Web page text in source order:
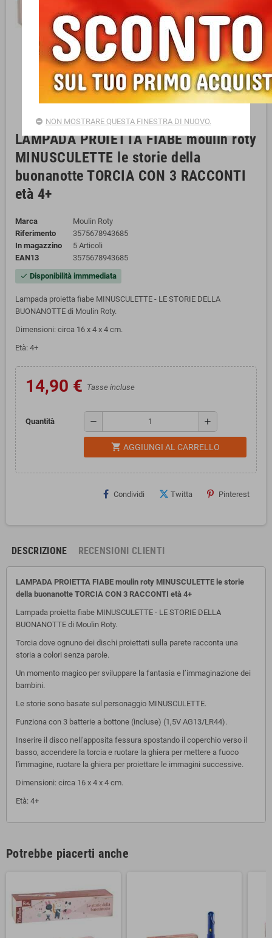
LAMPADA PROIETTA FIABE moulin roty
MINUSCULETTE le storie della
buonanotte TORCIA CON 3 RACCONTI
età 4+
Marca
Moulin Roty
Riferimento
3575678943685
In magazzino
5 Articoli
EAN13
3575678943685
check Disponibilità immmediata
Lampada proietta fiabe MINUSCULETTE - LE STORIE DELLA
BUONANOTTE di Moulin Roty.
Dimensioni: circa 16 x 4 x 4 cm.
Età: 4+
14,90 € Tasse incluse
Quantità remove add
shopping_cart AGGIUNGI AL CARRELLO
Condividi Twitta Pinterest
DESCRIZIONE RECENSIONI CLIENTI
LAMPADA PROIETTA FIABE moulin roty MINUSCULETTE le storie
della buonanotte TORCIA CON 3 RACCONTI età 4+
Lampada proietta fiabe MINUSCULETTE - LE STORIE DELLA
BUONANOTTE di Moulin Roty.
Torcia dove ognuno dei dischi proiettati sulla parete racconta una
storia a colori senza parole.
Un momento magico per sviluppare la fantasia e l’immaginazione dei
bambini.
Le storie sono basate sul personaggio MINUSCULETTE.
Funziona con 3 batterie a bottone (incluse) (1,5V AG13/LR44).
Inserire il disco nell'apposita fessura spostando il coperchio verso il
basso, accendere la torcia e ruotare la ghiera per mettere a fuoco
l'immagine, ruotare la ghiera per proiettare le immagini successive.
Dimensioni: circa 16 x 4 x 4 cm.
Età: 4+
Potrebbe piacerti anche
NON MOSTRARE QUESTA FINESTRA DI NUOVO.